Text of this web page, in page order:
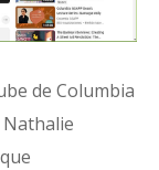
de Columbia
Nathalie